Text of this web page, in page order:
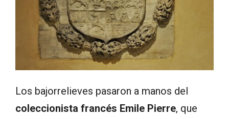
Los bajorrelieves pasaron a manos del
coleccionista francés Emile Pierre, que